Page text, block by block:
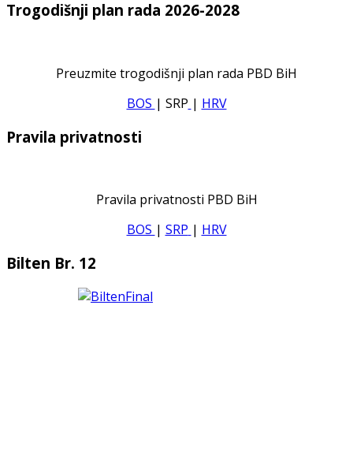
Trogodišnji plan rada 2026-2028
Preuzmite trogodišnji plan rada PBD BiH
BOS | SRP | HRV
Pravila privatnosti
Pravila privatnosti PBD BiH
BOS | SRP | HRV
Bilten Br. 12